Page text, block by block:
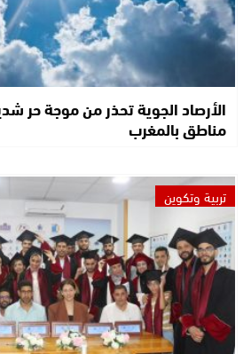
الأرصاد الجوية تحذر من موجة حر
مناطق بالمغرب
تربية وتكوين